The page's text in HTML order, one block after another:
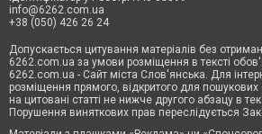
info@6262.com.ua
+38 (050) 426 26 24
Допускається цитування матеріалів без
6262.com.ua за умови розміщення в тексті
6262.com.ua - Сайт міста Слов'янська. Для
розміщення прямого, відкритого для
на цитовані статті не нижче другого абзацу в
Порушення виняткових прав переслідується